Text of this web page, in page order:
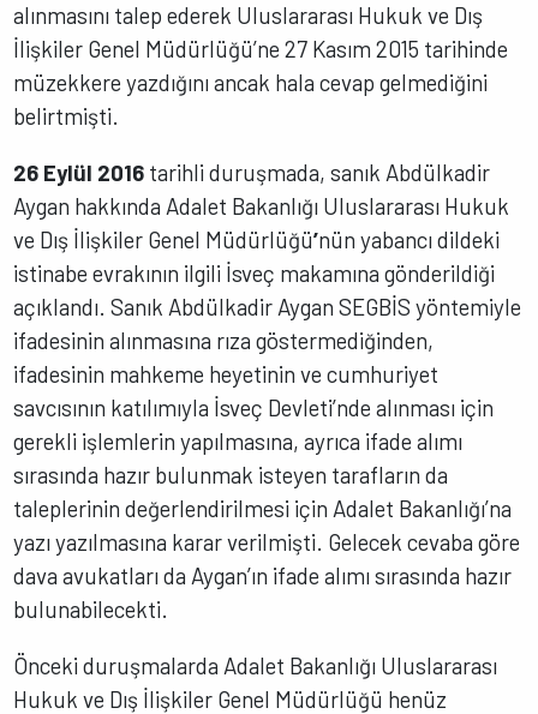
alınmasını talep ederek Uluslararası Hukuk ve Dış
İlişkiler Genel Müdürlüğü’ne 27 Kasım 2015 tarihinde
müzekkere yazdığını ancak hala cevap gelmediğini
belirtmişti.
26 Eylül 2016 tarihli duruşmada, sanık Abdülkadir
Aygan hakkında Adalet Bakanlığı Uluslararası Hukuk
ve Dış İlişkiler Genel Müdürlüğü’nün yabancı dildeki
istinabe evrakının ilgili İsveç makamına gönderildiği
açıklandı. Sanık Abdülkadir Aygan SEGBİS yöntemiyle
ifadesinin alınmasına rıza göstermediğinden,
ifadesinin mahkeme heyetinin ve cumhuriyet
savcısının katılımıyla İsveç Devleti’nde alınması için
gerekli işlemlerin yapılmasına, ayrıca ifade alımı
sırasında hazır bulunmak isteyen tarafların da
taleplerinin değerlendirilmesi için Adalet Bakanlığı’na
yazı yazılmasına karar verilmişti. Gelecek cevaba göre
dava avukatları da Aygan’ın ifade alımı sırasında hazır
bulunabilecekti.
Önceki duruşmalarda Adalet Bakanlığı Uluslararası
Hukuk ve Dış İlişkiler Genel Müdürlüğü henüz